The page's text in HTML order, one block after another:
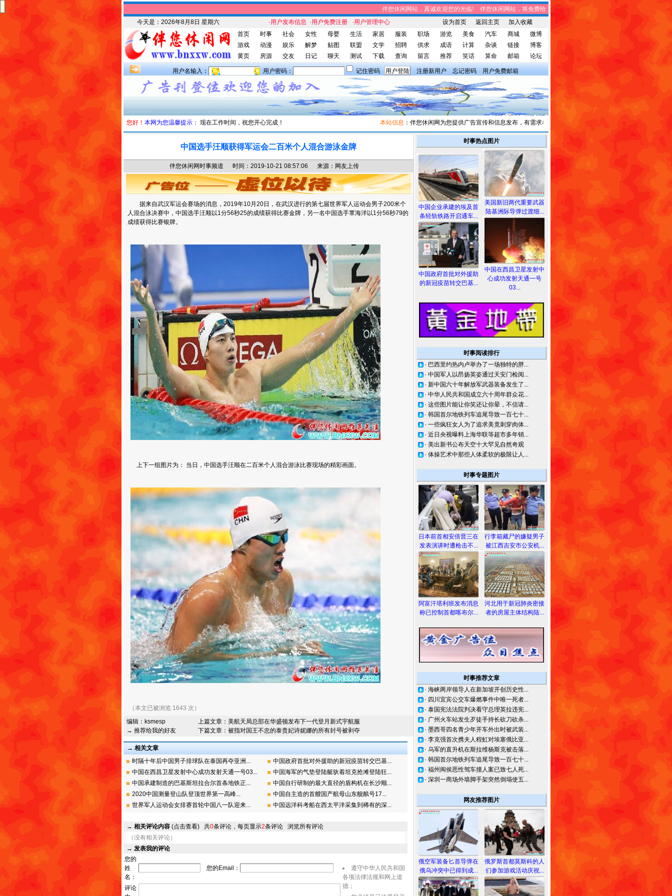
伴您休闲网站，真诚欢迎您的光临! 伴您休闲网站，将免费给您带来趣味时事、笑话集锦、家庭生活、休闲娱
今天是： 2026年8月8日 星期六 ·用户发布信息 ·用户免费注册 ·用户管理中心 设为首页 返回主页
加入收藏
首页
时事 社会 女性 母婴 生活 家居 服装 职场 游览 美食 汽车 商城
微博
游戏
动漫 娱乐 解梦 贴图 联盟 文学 招聘 供求 成语 计算 杂谈 链接
博客
黄页
房源 交友 日记 聊天 测试 下载 查询 留言 推荐 笑话 算命 邮箱 论坛
用户名输入： 用户密码： 记住密码 注册新用户 忘记密码 用户免费邮箱
您好！ 本网为您温馨提示： 现在工作时间，祝您开心完成！ 本站信息：伴您休闲网为您提供广告宣传和信息发布，有需求者请与我们联系。
中国选手汪顺获得军运会二百米个人混合游泳金牌
伴您休闲网时事频道 时间：2019-10-21 08:57:06 来源：网友上传
据来自武汉军运会赛场的消息，2019年10月20日，在武汉进行的第七届世界军人运动会男子200米个
人混合泳决赛中，中国选手汪顺以1分56秒25的成绩获得比赛金牌，另一名中国选手覃海洋以1分56秒79的
成绩获得比赛银牌。
上下一组图片为： 当日，中国选手汪顺在二百米个人混合游泳比赛现场的精彩画面。
（本文已被浏览 1643 次）
编辑： ksmesp
→ 推荐给我的好友
上篇文章： 美航天局总部在华盛顿发布下一代登月新式宇航服
下篇文章： 被指对国王不忠的泰贵妃诗妮娜的所有封号被剥夺
→ 相关文章
时隔十年后中国男子排球队在泰国再夺亚洲...
中国政府首批对外援助的新冠疫苗转交巴基...
中国在西昌卫星发射中心成功发射天通一号03...
中国海军的气垫登陆艇驮着坦克抢滩登陆狂...
中国承建制造的巴基斯坦拉合尔首条地铁正...
中国自行研制的最大直径的盾构机在长沙顺...
2020中国测量登山队登顶世界第一高峰...
中国自主造的首艘国产航母山东舰舷号17...
世界军人运动会女排赛首轮中国八一队迎来...
中国远洋科考船在西太平洋采集到稀有的深...
→ 相关评论内容 (点击查看) 共0条评论，每页显示2条评论 浏览所有评论
（没有相关评论）
→ 发表我的评论
您的
姓
名：
您的Email：
评论
遵守中华人民共和国
各项法律法规和网上道
德；
时事热点图片
中国企业承建的埃及首
条轻轨铁路开启通车...
中国政府首批对外援助
的新冠疫苗转交巴基...
美国新旧两代重要武器
陆基洲际导弹过渡细...
中国在西昌卫星发射中
心成功发射天通一号
03...
时事阅读排行
· 巴西里约热内卢举办了一场独特的胖...
· 中国军人以昂扬英姿通过天安门检阅...
· 新中国六十年解放军武器装备发生了...
· 中华人民共和国成立六十周年群众花...
· 这些图片能让你笑还让你晕，不信请...
· 韩国首尔地铁列车追尾导致一百七十...
· 一些疯狂女人为了追求美竟刺穿肉体...
· 近日央视曝料上海华联等超市多年销...
· 美出新书公布天空十大罕见自然奇观
· 体操艺术中那些人体柔软的极限让人...
时事专题图片
日本前首相安倍晋三在
发表演讲时遭枪击不...
阿富汗塔利班发布消息
称已控制首都喀布尔...
行李箱藏尸的嫌疑男子
被江西吉安市公安机...
河北用于新冠肺炎密接
者的房屋主体结构陆...
时事推荐文章
· 海峡两岸领导人在新加坡开创历史性...
· 四川宜宾公交车爆燃事件中唯一死者...
· 泰国宪法法院判决看守总理英拉违宪...
· 广州火车站发生歹徒手持长砍刀砍杀...
· 墨西哥四名青少年开车外出时被武装...
· 李克强首次携夫人程虹对埃塞俄比亚...
· 乌军的直升机在斯拉维杨斯克被击落...
· 韩国首尔地铁列车追尾导致一百七十...
· 福州闽侯恶性驾车撞人案已致七人死...
· 深圳一商场外墙脚手架突然倒塌使五...
网友推荐图片
俄空军装备匕首导弹在
俄乌冲突中已得到成...
俄罗斯首都莫斯科的人
们参加游戏活动庆祝...